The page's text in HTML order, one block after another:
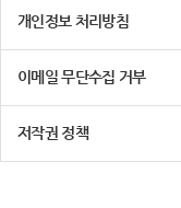
개인정보 처리방침
이메일 무단수집 거부
저작권 정책